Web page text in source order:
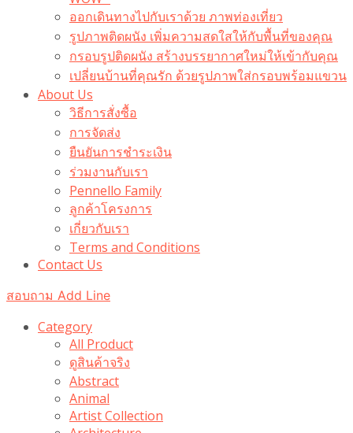
ออกเดินทางไปกับเราด้วย ภาพท่องเที่ยว
รูปภาพติดผนัง เพิ่มความสดใสให้กับพื้นที่ของคุณ
กรอบรูปติดผนัง สร้างบรรยากาศใหม่ให้เข้ากับคุณ
เปลี่ยนบ้านที่คุณรัก ด้วยรูปภาพใส่กรอบพร้อมแขวน​
About Us
วิธีการสั่งซื้อ
การจัดส่ง
ยืนยันการชำระเงิน
ร่วมงานกับเรา
Pennello Family
ลูกค้าโครงการ
เกี่ยวกับเรา
Terms and Conditions
Contact Us
สอบถาม Add Line
Category
All Product
ดูสินค้าจริง
Abstract
Animal
Artist Collection